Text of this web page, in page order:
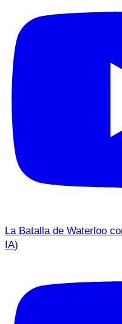
La Batalla de Waterloo
IA)